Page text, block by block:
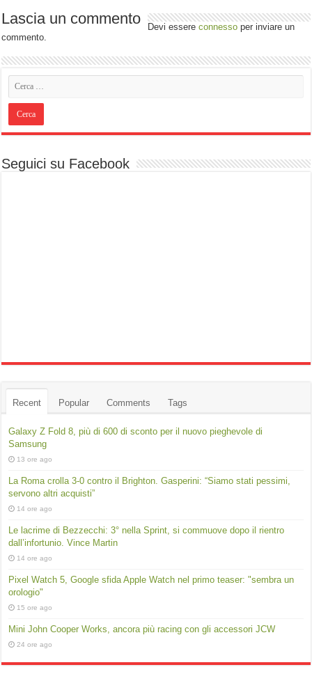
Lascia un commento Devi essereconnesso per inviare un
commento.
Seguici su Facebook
Recent Popular Comments Tags
Galaxy Z Fold 8, più di 600 di sconto per il nuovo pieghevole di
Samsung
13 ore ago
La Roma crolla 3-0 contro il Brighton. Gasperini: “Siamo stati pessimi,
servono altri acquisti”
14 ore ago
Le lacrime di Bezzecchi: 3° nella Sprint, si commuove dopo il rientro
dall’infortunio. Vince Martin
14 ore ago
Pixel Watch 5, Google sfida Apple Watch nel primo teaser: "sembra un
orologio"
15 ore ago
Mini John Cooper Works, ancora più racing con gli accessori JCW
24 ore ago